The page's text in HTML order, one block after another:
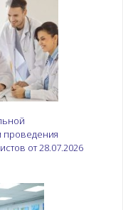
проведения
от 28.07.2026